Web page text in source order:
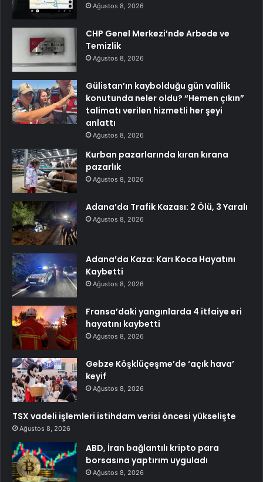
Ağustos 8, 2026
CHP Genel Merkezi’nde Arbede ve
Temizlik
Ağustos 8, 2026
Gülistan’ın kaybolduğu gün valilik
konutunda neler oldu? “Hemen çıkın”
talimatı verilen hizmetli her şeyi
anlattı
Ağustos 8, 2026
Kurban pazarlarında kıran kırana
pazarlık
Ağustos 8, 2026
Adana’da Trafik Kazası: 2 Ölü, 3 Yaralı
Ağustos 8, 2026
Adana’da Kaza: Karı Koca Hayatını
Kaybetti
Ağustos 8, 2026
Fransa’daki yangınlarda 4 itfaiye eri
hayatını kaybetti
Ağustos 8, 2026
Gebze Köşklüçeşme’de ‘açık hava’
keyif
Ağustos 8, 2026
TSX vadeli işlemleri istihdam verisi öncesi yükselişte
Ağustos 8, 2026
ABD, İran bağlantılı kripto para
borsasına yaptırım uyguladı
Ağustos 8, 2026